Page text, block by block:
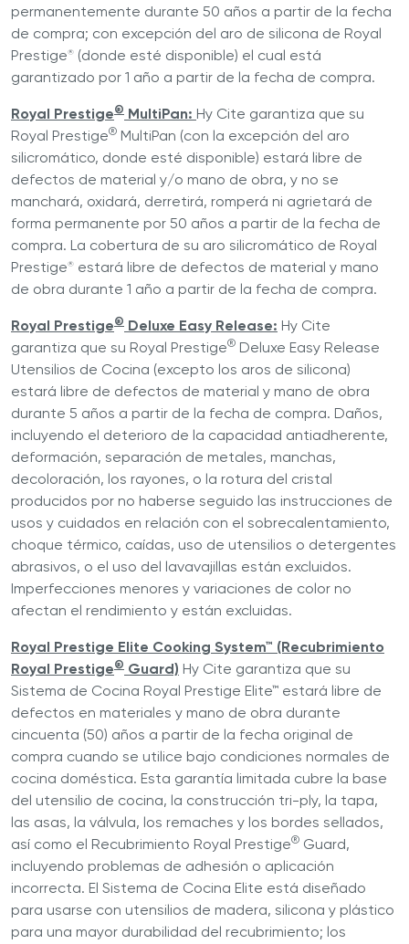
permanentemente durante 50 años a partir de la fecha
de compra; con excepción del aro de silicona de Royal
Prestige® (donde esté disponible) el cual está
garantizado por 1 año a partir de la fecha de compra.
Royal Prestige® MultiPan: Hy Cite garantiza que su
Royal Prestige® MultiPan (con la excepción del aro
silicromático, donde esté disponible) estará libre de
defectos de material y/o mano de obra, y no se
manchará, oxidará, derretirá, romperá ni agrietará de
forma permanente por 50 años a partir de la fecha de
compra. La cobertura de su aro silicromático de Royal
Prestige® estará libre de defectos de material y mano
de obra durante 1 año a partir de la fecha de compra.
Royal Prestige® Deluxe Easy Release: Hy Cite
garantiza que su Royal Prestige® Deluxe Easy Release
Utensilios de Cocina (excepto los aros de silicona)
estará libre de defectos de material y mano de obra
durante 5 años a partir de la fecha de compra. Daños,
incluyendo el deterioro de la capacidad antiadherente,
deformación, separación de metales, manchas,
decoloración, los rayones, o la rotura del cristal
producidos por no haberse seguido las instrucciones de
usos y cuidados en relación con el sobrecalentamiento,
choque térmico, caídas, uso de utensilios o detergentes
abrasivos, o el uso del lavavajillas están excluidos.
Imperfecciones menores y variaciones de color no
afectan el rendimiento y están excluidas.
Royal Prestige Elite Cooking System™ (Recubrimiento
Royal Prestige® Guard) Hy Cite garantiza que su
Sistema de Cocina Royal Prestige Elite™ estará libre de
defectos en materiales y mano de obra durante
cincuenta (50) años a partir de la fecha original de
compra cuando se utilice bajo condiciones normales de
cocina doméstica. Esta garantía limitada cubre la base
del utensilio de cocina, la construcción tri-ply, la tapa,
las asas, la válvula, los remaches y los bordes sellados,
así como el Recubrimiento Royal Prestige® Guard,
incluyendo problemas de adhesión o aplicación
incorrecta. El Sistema de Cocina Elite está diseñado
para usarse con utensilios de madera, silicona y plástico
para una mayor durabilidad del recubrimiento; los